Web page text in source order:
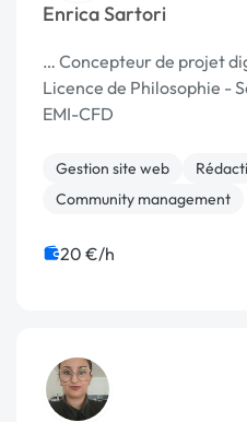
Enrica Sartori
… Concepteur de projet
Licence de Philosophie -
EMI-CFD
Gestion site web
Community management
20 €/h